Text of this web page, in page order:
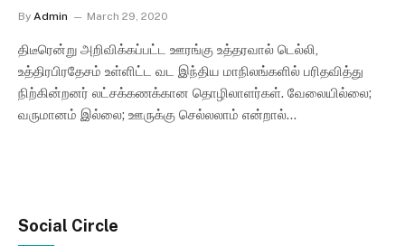
By Admin March 29, 2020
திடீரென்று அறிவிக்கப்பட்ட ஊரங்கு உத்தரவால் டெல்லி,
உத்திரபிரதேசம் உள்ளிட்ட வட இந்திய மாநிலங்களில் பரிதவித்து
நிற்கின்றனர் லட்சக்கணக்கான தொழிலாளர்கள். வேலையில்லை;
வருமானம் இல்லை; ஊருக்கு செல்லலாம் என்றால்…
Social Circle